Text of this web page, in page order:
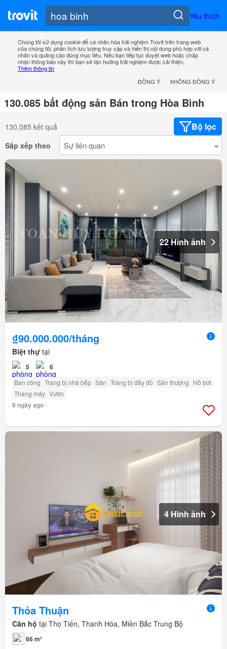
Yêu thích
Chúng tôi sử dụng cookie để cá nhân hóa trải nghiệm Trovit trên trang web
của chúng tôi, phân tích lưu lượng truy cập và hiển thị nội dung phù hợp với cá
nhân và quảng cáo đúng mục tiêu. Nếu bạn tiếp tục duyệt web hoặc chấp
nhận thông báo này thì bạn sẽ tận hưởng trải nghiệm được cải thiện.
Thêm thông tin
ĐỒNG Ý
KHÔNG ĐỒNG Ý
130.085 bất động sản Bán trong Hòa Bình
130,085 kết quả Bộ lọc
Sắp xếp theo
22 Hình ảnh
₫90.000.000/tháng
Biệt thự tại
5 6
Ban công Trang bị nhà bếp Sân Trang bị đầy đủ Sân thượng Hồ bơi
Thang máy Vườn
8 ngày ago
4 Hình ảnh
Thỏa Thuận
Căn hộ tại Thọ Tiến, Thanh Hóa, Miền Bắc Trung Bộ
66 m²